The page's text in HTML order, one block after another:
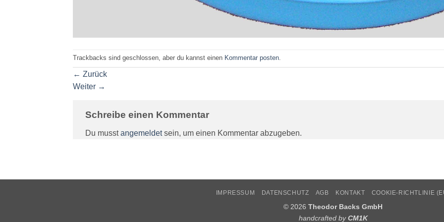
Trackbacks sind geschlossen, aber du kannst einen Kommentar posten
← Zurück
Weiter →
Schreibe einen Kommentar
Du musstangemeldetsein, um einen Kommentar abzugeben.
IMPRESSUM DATENSCHUTZ AGB KONTAKT COOKIE-RICHTLINIE
© 2026 Theodor Backs GmbH
handcrafted byCM1K